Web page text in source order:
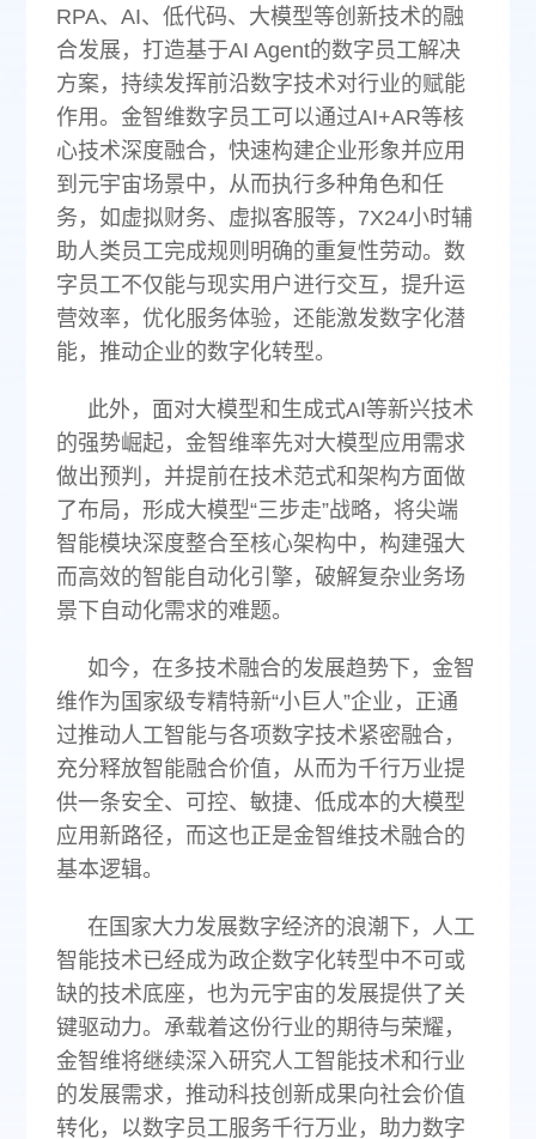
RPA、AI、低代码、大模型等创新技术的融
合发展，打造基于AI Agent的数字员工解决
方案，持续发挥前沿数字技术对行业的赋能
作用。金智维数字员工可以通过AI+AR等核
心技术深度融合，快速构建企业形象并应用
到元宇宙场景中，从而执行多种角色和任
务，如虚拟财务、虚拟客服等，7X24小时辅
助人类员工完成规则明确的重复性劳动。数
字员工不仅能与现实用户进行交互，提升运
营效率，优化服务体验，还能激发数字化潜
能，推动企业的数字化转型。
此外，面对大模型和生成式AI等新兴技术
的强势崛起，金智维率先对大模型应用需求
做出预判，并提前在技术范式和架构方面做
了布局，形成大模型“三步走”战略，将尖端
智能模块深度整合至核心架构中，构建强大
而高效的智能自动化引擎，破解复杂业务场
景下自动化需求的难题。
如今，在多技术融合的发展趋势下，金智
维作为国家级专精特新“小巨人”企业，正通
过推动人工智能与各项数字技术紧密融合，
充分释放智能融合价值，从而为千行万业提
供一条安全、可控、敏捷、低成本的大模型
应用新路径，而这也正是金智维技术融合的
基本逻辑。
在国家大力发展数字经济的浪潮下，人工
智能技术已经成为政企数字化转型中不可或
缺的技术底座，也为元宇宙的发展提供了关
键驱动力‌。承载着这份行业的期待与荣耀，
金智维将继续深入研究人工智能技术和行业
的发展需求，推动科技创新成果向社会价值
转化，以数字员工服务千行万业，助力数字